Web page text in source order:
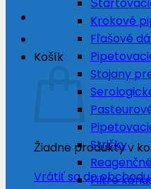
Košík
Žiadne produkty v
Vrátiť sa do obchodu
Krokové
Fľašové
Stojany
Stričky
Filtre